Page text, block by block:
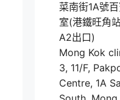
菜南街1A號
室(港鐵旺角
A2出口)
Mong Kok
3, 11/F,
Centre, 1A